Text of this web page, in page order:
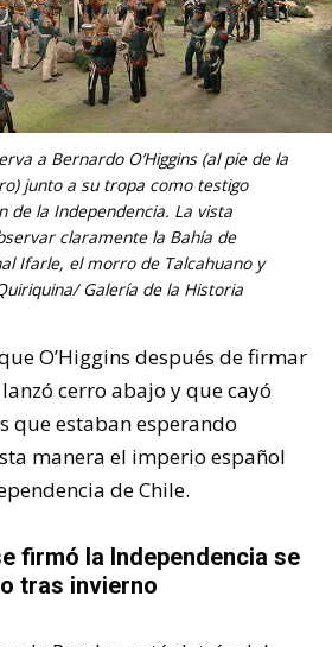
a Bernardo O’Higgins (al pie de la
junto a su tropa como testigo
de la Independencia. La vista
claramente la Bahía de
Ifarle, el morro de Talcahuano y
Galería de la Historia
O’Higgins después de firmar
cerro abajo y que cayó
que estaban esperando
manera el imperio español
de Chile.
firmó la Independencia se
tras invierno